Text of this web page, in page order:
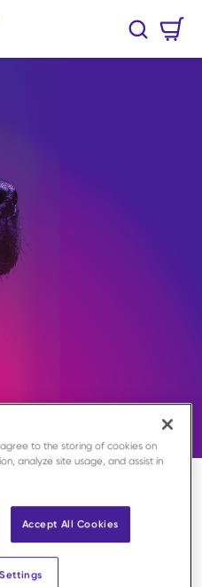
Search
agree to the storing of cookies on
analyze site usage, and assist in
Accept All Cookies